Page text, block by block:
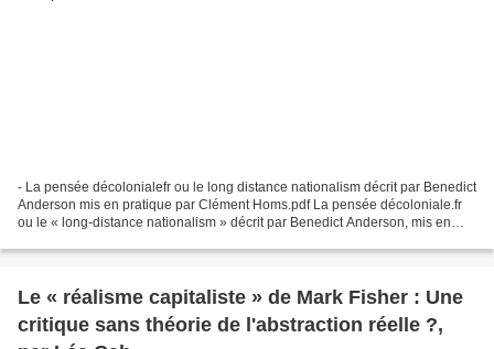
- La pensée décolonialefr ou le long distance nationalism décrit par Benedict
Anderson mis en pratique par Clément Homs.pdf La pensée décoloniale.fr
ou le « long-distance nationalism » décrit par Benedict Anderson, mis en
Le « réalisme capitaliste » de Mark Fisher : Une
critique sans théorie de l'abstraction réelle ?,